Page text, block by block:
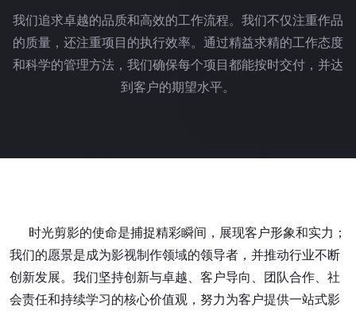
我们追求卓越的品质和高效的工作流程。我们不仅注重作品
的质量，还注重项目的执行效率。通过精益求精的工作态度
和科学的管理方法，我们确保每个项目都能按时交付，并达
到客户的期望水平。
时光剪影的使命是捕捉精彩瞬间，展现客户形象和实力；
我们的愿景是成为影视制作领域的领导者，并推动行业不断
创新发展。我们坚持创新与卓越、客户导向、团队合作、社
会责任和持续学习的核心价值观，努力为客户提供一站式影